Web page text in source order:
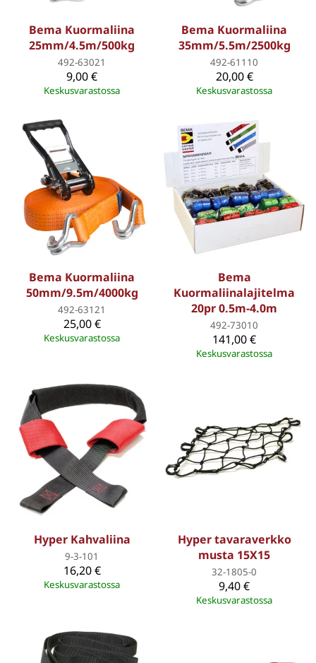
Bema Kuormaliina
25mm/4.5m/500kg
492-63021
9,00 €
Keskusvarastossa
Bema Kuormaliina
35mm/5.5m/2500kg
492-61110
20,00 €
Keskusvarastossa
Bema Kuormaliina
50mm/9.5m/4000kg
492-63121
25,00 €
Keskusvarastossa
Bema
Kuormaliinalajitelma
20pr 0.5m-4.0m
492-73010
141,00 €
Keskusvarastossa
Hyper Kahvaliina
9-3-101
16,20 €
Keskusvarastossa
Hyper tavaraverkko
musta 15X15
32-1805-0
9,40 €
Keskusvarastossa